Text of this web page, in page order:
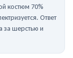
костюм 70%
Ответ
за шерстью и